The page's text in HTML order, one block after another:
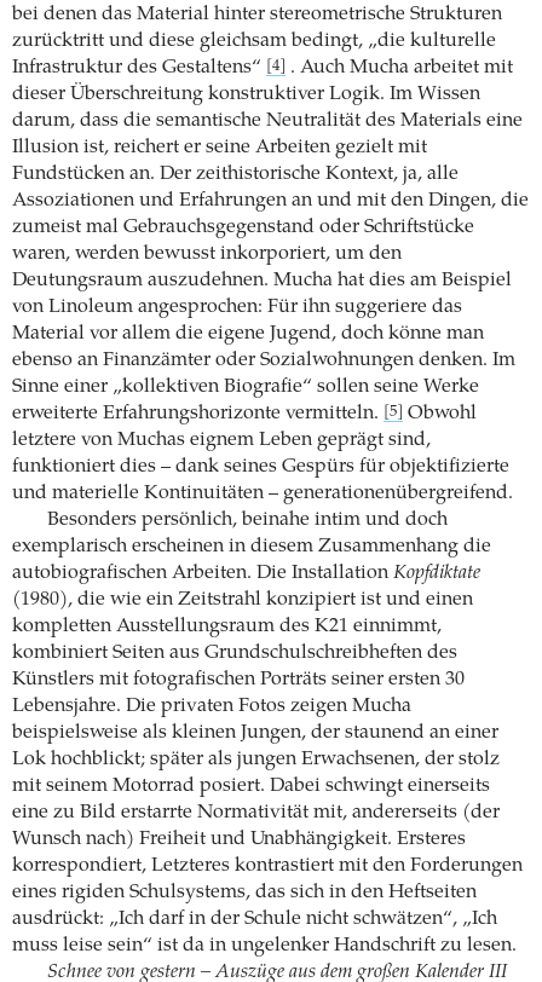
bei denen das Material hinter stereometrische Strukturen
zurücktritt und diese gleichsam bedingt, „die kulturelle
Infrastruktur des Gestaltens“
[4]
. Auch Mucha arbeitet mit
dieser Überschreitung konstruktiver Logik. Im Wissen
darum, dass die semantische Neutralität des Materials eine
Illusion ist, reichert er seine Arbeiten gezielt mit
Fundstücken an. Der zeithistorische Kontext, ja, alle
Assoziationen und Erfahrungen an und mit den Dingen, die
zumeist mal Gebrauchsgegenstand oder Schriftstücke
waren, werden bewusst inkorporiert, um den
Deutungsraum auszudehnen. Mucha hat dies am Beispiel
von Linoleum angesprochen: Für ihn suggeriere das
Material vor allem die eigene Jugend, doch könne man
ebenso an Finanzämter oder Sozialwohnungen denken. Im
Sinne einer „kollektiven Biografie“ sollen seine Werke
erweiterte Erfahrungshorizonte vermitteln.
[5]
Obwohl
letztere von Muchas eignem Leben geprägt sind,
funktioniert dies – dank seines Gespürs für objektifizierte
und materielle Kontinuitäten – generationenübergreifend.
Besonders persönlich, beinahe intim und doch
exemplarisch erscheinen in diesem Zusammenhang die
autobiografischen Arbeiten. Die Installation Kopfdiktate
(1980), die wie ein Zeitstrahl konzipiert ist und einen
kompletten Ausstellungsraum des K21 einnimmt,
kombiniert Seiten aus Grundschulschreibheften des
Künstlers mit fotografischen Porträts seiner ersten 30
Lebensjahre. Die privaten Fotos zeigen Mucha
beispielsweise als kleinen Jungen, der staunend an einer
Lok hochblickt; später als jungen Erwachsenen, der stolz
mit seinem Motorrad posiert. Dabei schwingt einerseits
eine zu Bild erstarrte Normativität mit, andererseits (der
Wunsch nach) Freiheit und Unabhängigkeit. Ersteres
korrespondiert, Letzteres kontrastiert mit den Forderungen
eines rigiden Schulsystems, das sich in den Heftseiten
ausdrückt: „Ich darf in der Schule nicht schwätzen“, „Ich
muss leise sein“ ist da in ungelenker Handschrift zu lesen.
Schnee von gestern – Auszüge aus dem großen Kalender III